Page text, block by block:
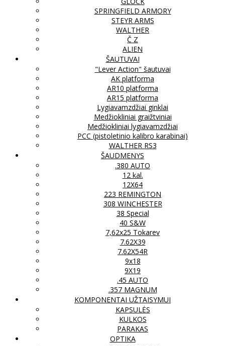
SPRINGFIELD ARMORY
STEYR ARMS
WALTHER
Č Z
ALIEN
ŠAUTUVAI
"Lever Action" šautuvai
AK platforma
AR10 platforma
AR15 platforma
Lygiavamzdžiai ginklai
Medžiokliniai graižtviniai
Medžiokliniai lygiavamzdžiai
PCC (pistoletinio kalibro karabinai)
WALTHER RS3
ŠAUDMENYS
.380 AUTO
12 kal.
12X64
223 REMINGTON
308 WINCHESTER
38 Special
40 S&W
7,62x25 Tokarev
7.62X39
7.62X54R
9x18
9X19
.45 AUTO
.357 MAGNUM
KOMPONENTAI UŽTAISYMUI
KAPSULĖS
KULKOS
PARAKAS
OPTIKA